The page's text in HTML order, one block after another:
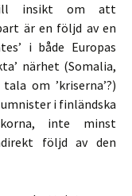
insikt om att
är en följd av en
i både Europas
närhet (Somalia,
om ’kriserna’?)
i finländska
inte minst
följd av den